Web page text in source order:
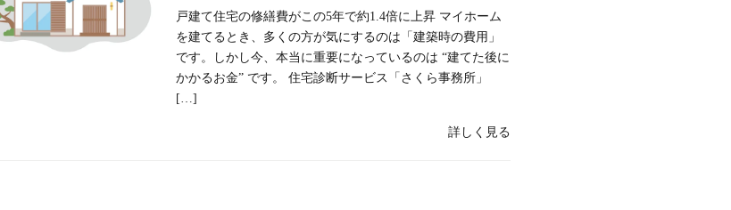
戸建て住宅の修繕費がこの5年で約1.4倍に上昇 マイホーム
を建てるとき、多くの方が気にするのは「建築時の費用」
です。しかし今、本当に重要になっているのは “建てた後に
かかるお金” です。 住宅診断サービス「さくら事務所」
[…]
詳しく見る